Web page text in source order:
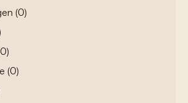
(0)
(0)